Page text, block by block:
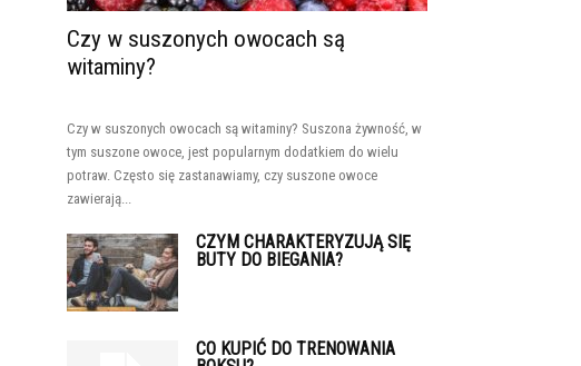
Czy w suszonych owocach są
witaminy?
Czy w suszonych owocach są witaminy? Suszona żywność, w
tym suszone owoce, jest popularnym dodatkiem do wielu
potraw. Często się zastanawiamy, czy suszone owoce
zawierają...
CZYM CHARAKTERYZUJĄ SIĘ
BUTY DO BIEGANIA?
CO KUPIĆ DO TRENOWANIA